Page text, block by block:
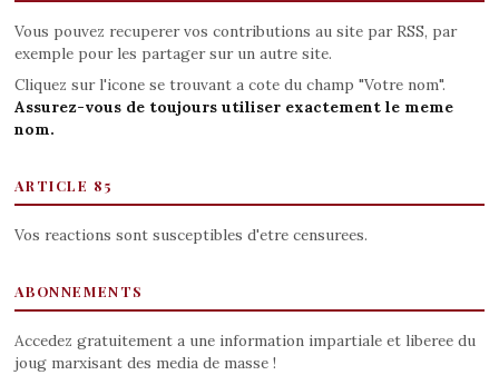
Vous pouvez recuperer vos contributions au site par RSS, par
exemple pour les partager sur un autre site.
Cliquez sur l'icone se trouvant a cote du champ "Votre nom".
Assurez-vous de toujours utiliser exactement le meme
nom.
ARTICLE 85
Vos reactions sont susceptibles d'etre censurees.
ABONNEMENTS
Accedez gratuitement a une information impartiale et liberee du
joug marxisant des media de masse !